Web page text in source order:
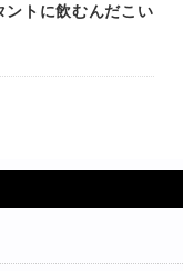
トに飲むんだこい